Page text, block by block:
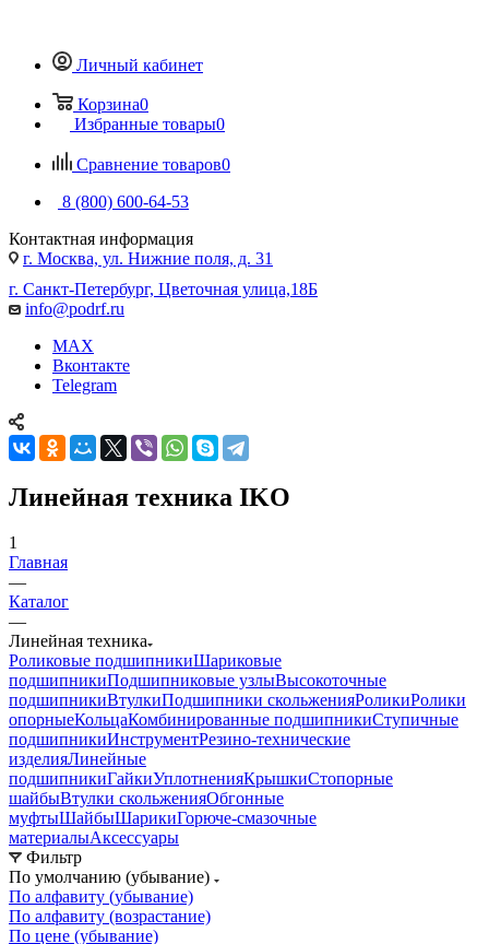
Личный кабинет
Корзина0
Избранные товары0
Сравнение товаров0
8 (800) 600-64-53
Контактная информация
г. Москва, ул. Нижние поля, д. 31
г. Санкт-Петербург, Цветочная улица,18Б
info@podrf.ru
MAX
Вконтакте
Telegram
Линейная техника IKO
1
Главная
—
Каталог
—
Линейная техника
Роликовые подшипникиШариковые
подшипникиПодшипниковые узлыВысокоточные
подшипникиВтулкиПодшипники скольженияРоликиРолики
опорныеКольцаКомбинированные подшипникиСтупичные
подшипникиИнструментРезино-технические
изделияЛинейные
подшипникиГайкиУплотненияКрышкиСтопорные
шайбыВтулки скольженияОбгонные
муфтыШайбыШарикиГорюче-смазочные
материалыАксессуары
Фильтр
По умолчанию (убывание)
По алфавиту (убывание)
По алфавиту (возрастание)
По цене (убывание)